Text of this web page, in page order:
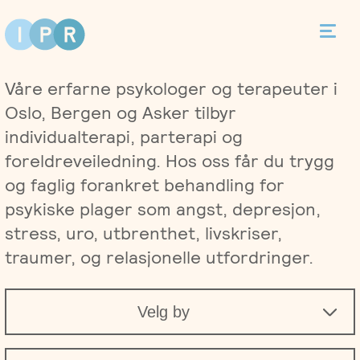
Kontakt
Terapi
Individualterapi
Priser
Asker
Bergen
Behandlere
Kurs
Våre erfarne psykologer og terapeuter i
Oslo, Bergen og Asker tilbyr
individualterapi, parterapi og
foreldreveiledning. Hos oss får du trygg
og faglig forankret behandling for
psykiske plager som angst, depresjon,
stress, uro, utbrenthet, livskriser,
traumer, og relasjonelle utfordringer.
Velg by